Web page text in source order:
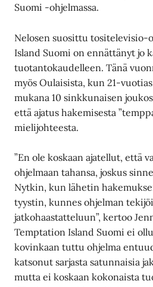
Suomi -ohjelmassa.
Nelosen suosittu tositelevisio-
Island Suomi on ennättänyt jo
tuotantokaudelleen. Tänä
myös Oulaisista, kun 21-
mukana 10 sinkkunaisen
että ajatus hakemisesta
mielijohteesta.
”En ole koskaan ajatellut, että
ohjelmaan tahansa, joskus
Nytkin, kun lähetin
tyystin, kunnes ohjelman
jatkohaastatteluun”, kertoo
Temptation Island Suomi ei
kovinkaan tuttu ohjelma
katsonut sarjasta satunnaisia
mutta ei koskaan kokonaista